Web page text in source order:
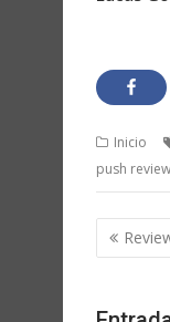
Inicio
push review
de